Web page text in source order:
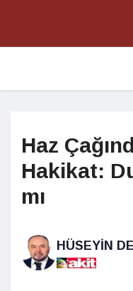
Haz
Hakikat:
mı
HÜSEYIN